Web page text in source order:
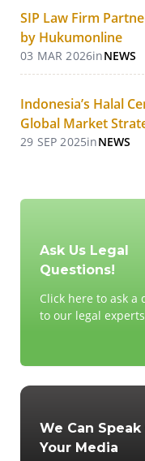
SIP Law Firm
by Hukumonline
03 MAR 2026inNEWS
Indonesia’s Halal
Global Market
29 SEP 2025inNEWS
Ask Us Legal
Questions!
Click here to ask a
to our legal experts
We Can Speak
Your Media